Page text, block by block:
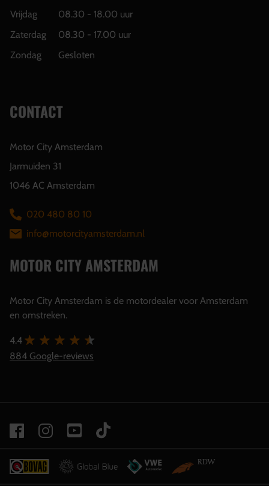
Vrijdag
08.30 - 18.00 uur
Zaterdag
08.30 - 17.00 uur
Zondag
Gesloten
CONTACT
Motor City Amsterdam
Jarmuiden 31
1046 AC Amsterdam
020 480 80 10
info@motorcityamsterdam.nl
MOTOR CITY AMSTERDAM
Motor City Amsterdam is de motordealer voor Amsterdam
en omstreken.
4.4
884 Google-reviews